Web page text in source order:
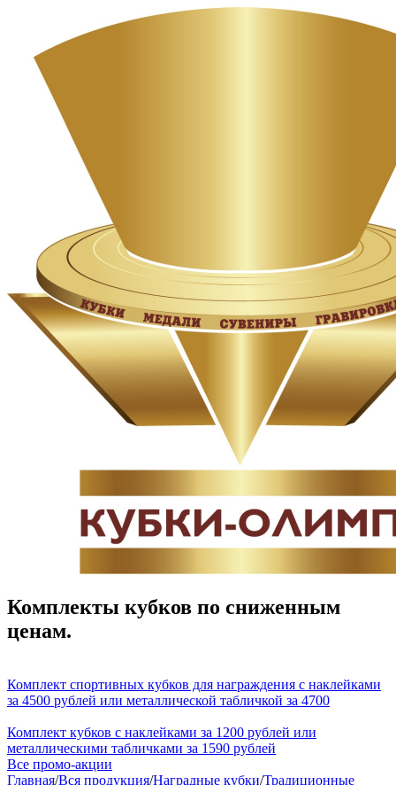
Комплекты кубков по сниженным
ценам.
Комплект спортивных кубков для награждения с наклейками
за 4500 рублей или металлической табличкой за 4700
Комплект кубков с наклейками за 1200 рублей или
металлическими табличками за 1590 рублей
Все промо-акции
Главная/Вся продукция/Наградные кубки/Традиционные